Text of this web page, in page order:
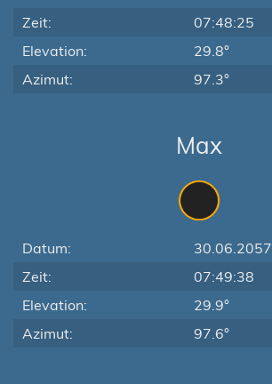
Zeit:
07:48:25
Elevation:
29.8°
Azimut:
97.3°
Max
Datum:
30.06.2057
Zeit:
07:49:38
Elevation:
29.9°
Azimut:
97.6°